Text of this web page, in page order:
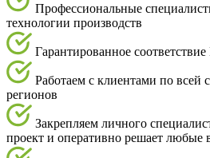
Профессиональные
технологии производств
Гарантированное
Работаем с клиентами по всей
регионов
Закрепляем личного
проект и оперативно решает любые